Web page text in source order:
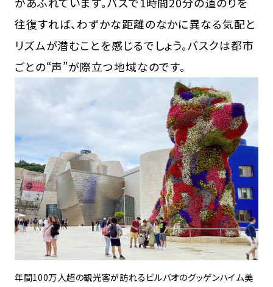
往復すれば、わずかな距離のなかに異なる気配と
リズムが潜むことを感じるでしょう。バスクは都市
ごとの“声”が際立つ地域なのです。
年間100万人超の観光客が訪れるビルバオのグッゲンハイム美